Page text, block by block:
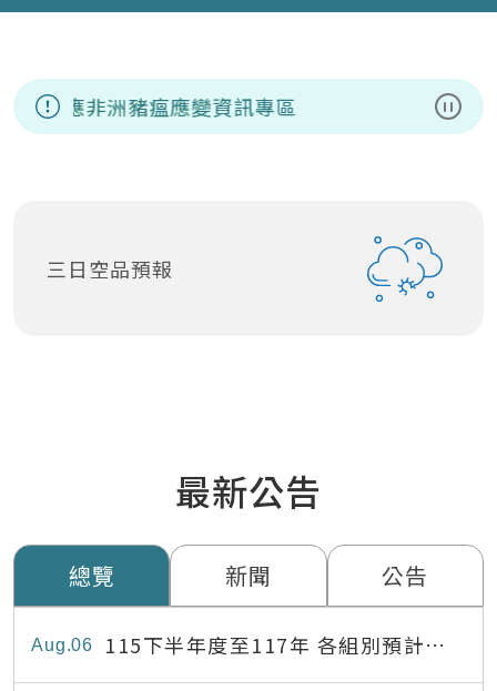
暫停
因應非洲豬瘟應變資訊專區
三日空品預報
最新公告
總覽 新聞 公告
06
Aug
115下半年度至117年 各組別預計出
缺員額表